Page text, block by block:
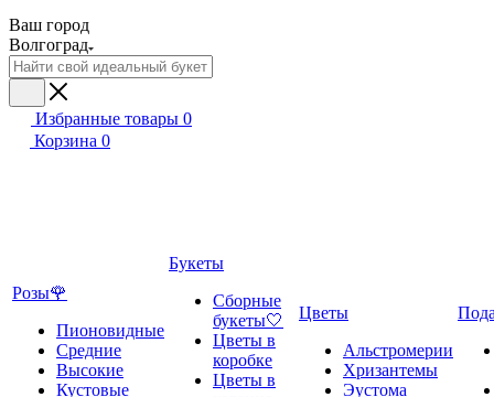
Ваш город
Волгоград
Избранные товары 0
Корзина 0
Розы🌹
Пионовидные
Средние
Высокие
Кустовые
Букеты
Сборные
букеты🤍
Цветы в
коробке
Цветы в
Цветы
Альстромерии
Хризантемы
Эустома